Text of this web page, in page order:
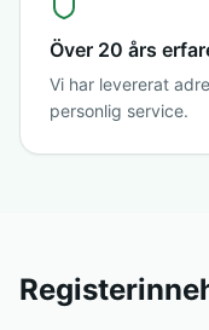
Över 20 års
Vi har levererat
personlig service.